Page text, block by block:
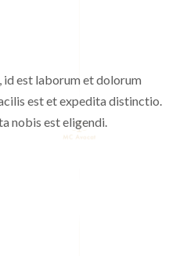
est laborum et dolorum
est et expedita distinctio.
nobis est eligendi.